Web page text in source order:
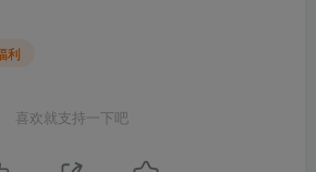
利
喜欢就支持一下吧